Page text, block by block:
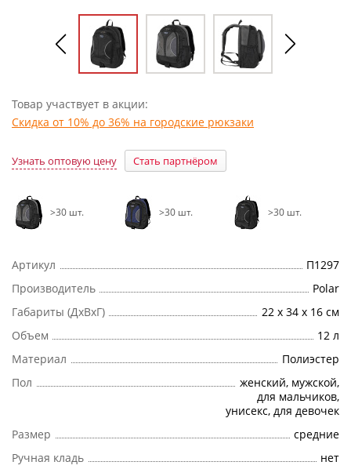
Товар участвует в акции:
Скидка от 10% до 36% на городские рюкзаки
Узнать оптовую цену Стать партнёром
>30 шт. >30 шт. >30 шт.
Артикул
П1297
Производитель
Polar
Габариты (ДхВхГ)
22 x 34 x 16 см
Объем
12 л
Материал
Полиэстер
Пол
женский, мужской,
для мальчиков,
унисекс, для девочек
Размер
cредние
Ручная кладь
нет